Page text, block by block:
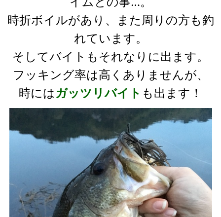
時折ボイルがあり、また周りの方も釣
れています。
そしてバイトもそれなりに出ます。
フッキング率は高くありませんが、
時には ガッツリバイト も出ます！